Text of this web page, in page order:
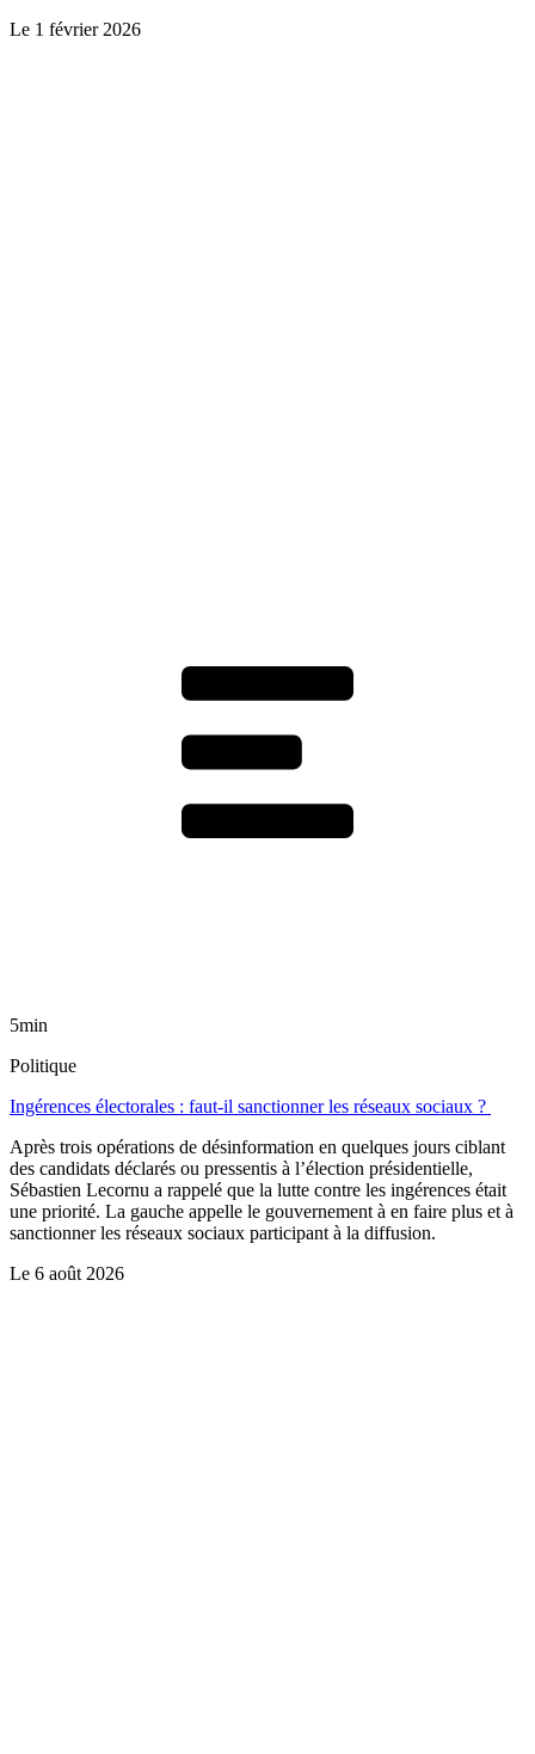
Le 1 février 2026
5min
Politique
Ingérences électorales : faut-il sanctionner les réseaux sociaux ?
Après trois opérations de désinformation en quelques jours ciblant
des candidats déclarés ou pressentis à l’élection présidentielle,
Sébastien Lecornu a rappelé que la lutte contre les ingérences était
une priorité. La gauche appelle le gouvernement à en faire plus et à
sanctionner les réseaux sociaux participant à la diffusion.
Le 6 août 2026